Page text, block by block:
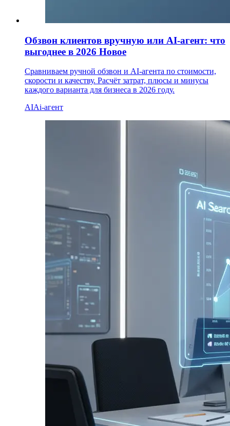
Обзвон клиентов вручную или AI-агент: что
выгоднее в 2026 Новое
Сравниваем ручной обзвон и AI-агента по стоимости,
скорости и качеству. Расчёт затрат, плюсы и минусы
каждого варианта для бизнеса в 2026 году.
AIAi-агент